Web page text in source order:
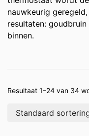
nauwkeurig
resultaten:
binnen.
Resultaat 1–24 van 34